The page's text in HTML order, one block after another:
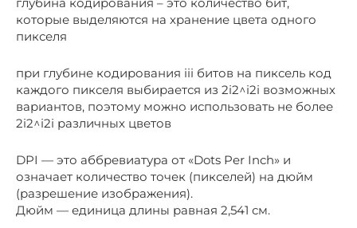
которые выделяются на хранение цвета одного
пикселя
при глубине кодирования iii битов на пиксель код
каждого пикселя выбирается из 2i2^i2i возможных
вариантов, поэтому можно использовать не более
2i2^i2i различных цветов
DPI — это аббревиатура от «Dots Per Inch» и
означает количество точек (пикселей) на дюйм
(разрешение изображения).
Дюйм — единица длины равная 2,541 см.